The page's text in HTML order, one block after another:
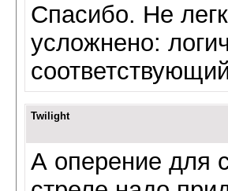
Спасибо. Не
усложнено:
Twilight
А оперение для